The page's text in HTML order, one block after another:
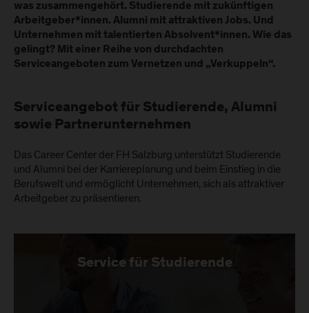
was zusammengehört. Studierende mit zukünftigen
Arbeitgeber*innen. Alumni mit attraktiven Jobs. Und
Unternehmen mit talentierten Absolvent*innen. Wie das
gelingt? Mit einer Reihe von durchdachten
Serviceangeboten zum Vernetzen und „Verkuppeln“.
Serviceangebot für Studierende, Alumni
sowie Partnerunternehmen
Das Career Center der FH Salzburg unterstützt Studierende
und Alumni bei der Karriereplanung und beim Einstieg in die
Berufswelt und ermöglicht Unternehmen, sich als attraktiver
Arbeitgeber zu präsentieren.
Service für Studierende